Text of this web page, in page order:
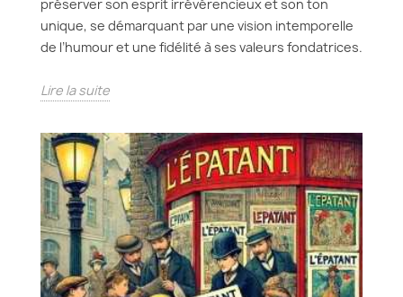
préserver son esprit irrévérencieux et son ton
unique, se démarquant par une vision intemporelle
de l’humour et une fidélité à ses valeurs fondatrices.
Lire la suite